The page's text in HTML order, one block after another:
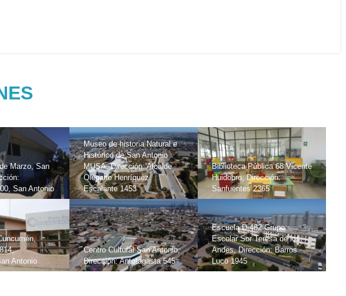
Marzo, San
San Antonio
Antonio
Museo de historia Natural e
Histórico de San Antonio
MUSA, Dirección: Alcalde
Olegario Henríquez
Escalante 1453
Centro Cultural San Antonio,
Dirección: Antofagasta 545
Biblioteca Pública 68 Vicente
Huidobro, Dirección:
Sanfuentes 2365
Escuela D-482 Grupo
Escolar Sor Teresa de los
Andes, Dirección: Barros
Luco 1945